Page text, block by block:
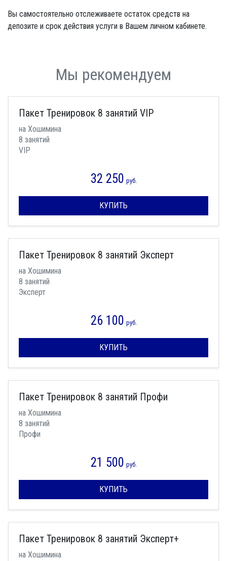
Вы самостоятельно отслеживаете остаток средств на
депозите и срок действия услуги в Вашем личном кабинете.
Мы рекомендуем
Пакет Тренировок 8 занятий VIP
на Хошимина
8 занятий
VIP
32 250 руб.
КУПИТЬ
Пакет Тренировок 8 занятий Эксперт
на Хошимина
8 занятий
Эксперт
26 100 руб.
КУПИТЬ
Пакет Тренировок 8 занятий Профи
на Хошимина
8 занятий
Профи
21 500 руб.
КУПИТЬ
Пакет Тренировок 8 занятий Эксперт+
на Хошимина